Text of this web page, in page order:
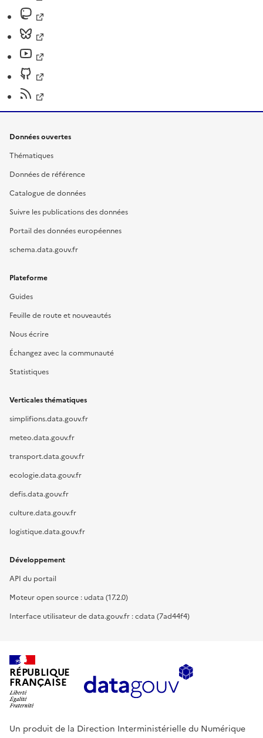
Données ouvertes
Thématiques
Données de référence
Catalogue de données
Suivre les publications des données
Portail des données européennes
schema.data.gouv.fr
Plateforme
Guides
Feuille de route et nouveautés
Nous écrire
Échangez avec la communauté
Statistiques
Verticales thématiques
simplifions.data.gouv.fr
meteo.data.gouv.fr
transport.data.gouv.fr
ecologie.data.gouv.fr
defis.data.gouv.fr
culture.data.gouv.fr
logistique.data.gouv.fr
Développement
API du portail
Moteur open source : udata (17.2.0)
Interface utilisateur de data.gouv.fr : cdata (7ad44f4)
RÉPUBLIQUE
FRANÇAISE
Un produit de la Direction Interministérielle du Numérique